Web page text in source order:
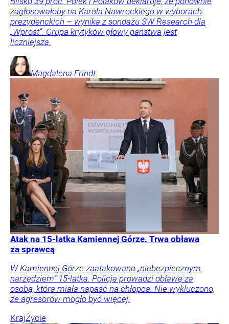
zagłosowałoby na Karola Nawrockiego w wyborach
prezydenckich – wynika z sondażu SW Research dla
„Wprost”. Grupa krytyków głowy państwa jest
liczniejsza.
Magdalena Frindt
Atak na 15-latka Kamiennej Górze. Trwa obława
za sprawcą
W Kamiennej Górze zaatakowano „niebezpiecznym
narzędziem” 15-latka. Policja prowadzi obławę za
osobą, która miała napaść na chłopca. Nie wykluczono,
że agresorów mogło być więcej.
KrajŻycie